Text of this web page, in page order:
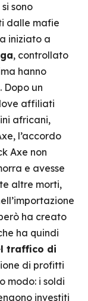
sono
dalle mafie
iniziato a
, controllato
hanno
Dopo un
affiliati
africani,
l’accordo
Axe non
e avesse
altre morti,
ha creato
ha quindi
traffico di
di profitti
modo: i soldi
investiti